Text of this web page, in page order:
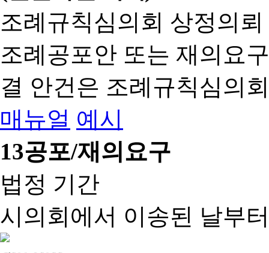
조례규칙심의회 상정의
조례공포안 또는 재의요
결 안건은 조례규칙심의
매뉴얼 예시
13공포/재의요구
법정 기간
시의회에서 이송된 날부